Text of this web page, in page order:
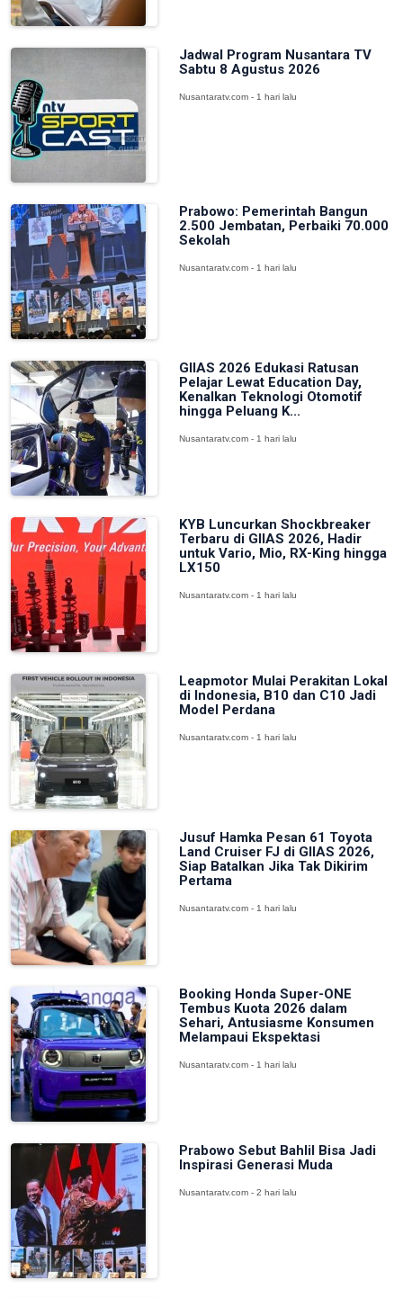
Jadwal Program Nusantara TV
Sabtu 8 Agustus 2026
Nusantaratv.com - 1 hari lalu
Prabowo: Pemerintah Bangun
2.500 Jembatan, Perbaiki 70.000
Sekolah
Nusantaratv.com - 1 hari lalu
GIIAS 2026 Edukasi Ratusan
Pelajar Lewat Education Day,
Kenalkan Teknologi Otomotif
hingga Peluang K...
Nusantaratv.com - 1 hari lalu
KYB Luncurkan Shockbreaker
Terbaru di GIIAS 2026, Hadir
untuk Vario, Mio, RX-King hingga
LX150
Nusantaratv.com - 1 hari lalu
Leapmotor Mulai Perakitan Lokal
di Indonesia, B10 dan C10 Jadi
Model Perdana
Nusantaratv.com - 1 hari lalu
Jusuf Hamka Pesan 61 Toyota
Land Cruiser FJ di GIIAS 2026,
Siap Batalkan Jika Tak Dikirim
Pertama
Nusantaratv.com - 1 hari lalu
Booking Honda Super-ONE
Tembus Kuota 2026 dalam
Sehari, Antusiasme Konsumen
Melampaui Ekspektasi
Nusantaratv.com - 1 hari lalu
Prabowo Sebut Bahlil Bisa Jadi
Inspirasi Generasi Muda
Nusantaratv.com - 2 hari lalu